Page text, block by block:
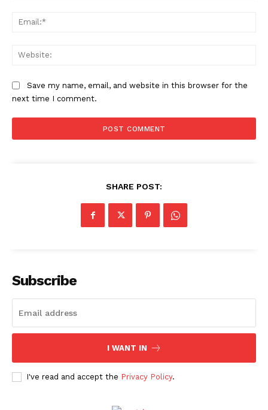
Save my name, email, and website in this browser for the
next time I comment.
SHARE POST:
Subscribe
I WANT IN
I've read and accept the Privacy Policy.